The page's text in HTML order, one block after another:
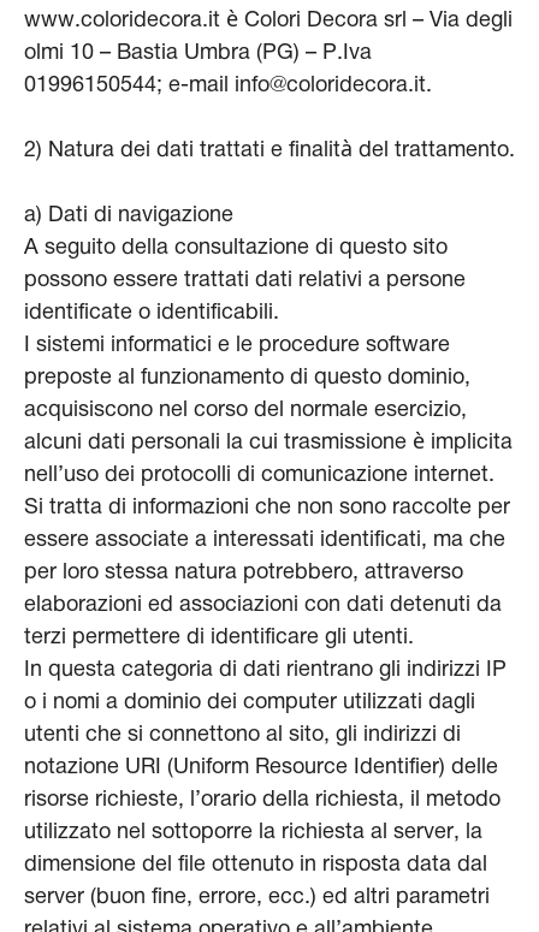
www.coloridecora.it è Colori Decora srl – Via degli
olmi 10 – Bastia Umbra (PG) – P.Iva
01996150544; e-mail info@coloridecora.it.
2) Natura dei dati trattati e finalità del trattamento.
a) Dati di navigazione
A seguito della consultazione di questo sito
possono essere trattati dati relativi a persone
identificate o identificabili.
I sistemi informatici e le procedure software
preposte al funzionamento di questo dominio,
acquisiscono nel corso del normale esercizio,
alcuni dati personali la cui trasmissione è implicita
nell’uso dei protocolli di comunicazione internet.
Si tratta di informazioni che non sono raccolte per
essere associate a interessati identificati, ma che
per loro stessa natura potrebbero, attraverso
elaborazioni ed associazioni con dati detenuti da
terzi permettere di identificare gli utenti.
In questa categoria di dati rientrano gli indirizzi IP
o i nomi a dominio dei computer utilizzati dagli
utenti che si connettono al sito, gli indirizzi di
notazione URI (Uniform Resource Identifier) delle
risorse richieste, l’orario della richiesta, il metodo
utilizzato nel sottoporre la richiesta al server, la
dimensione del file ottenuto in risposta data dal
server (buon fine, errore, ecc.) ed altri parametri